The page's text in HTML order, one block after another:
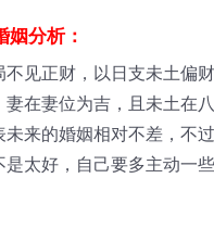
姻分析：
不见正财，以日支未土偏
妻在妻位为吉，且未土在
未来的婚姻相对不差，不
是太好，自己要多主动一